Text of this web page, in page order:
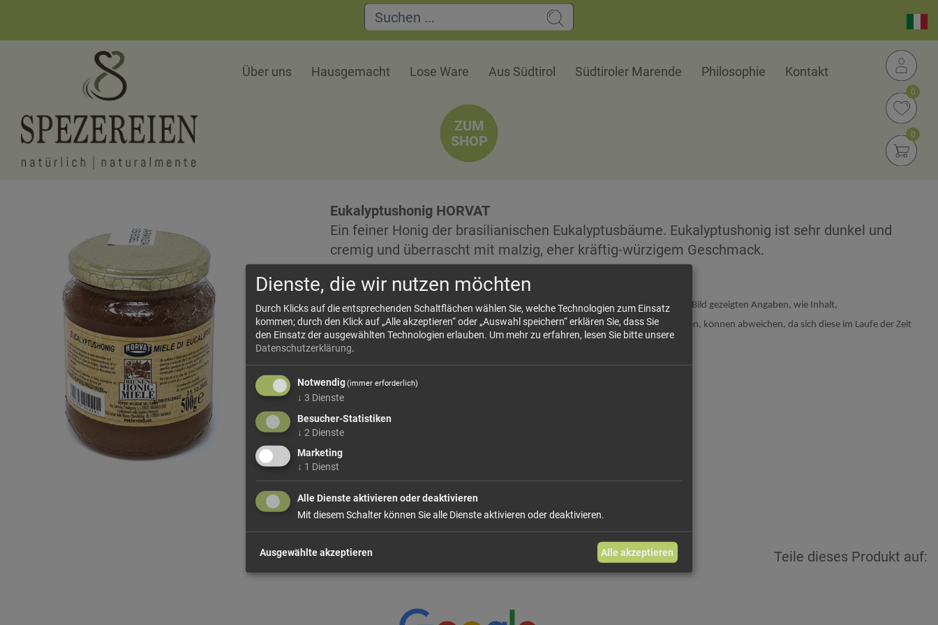
Über uns Hausgemacht Lose Ware Aus Südtirol Südtiroler Marende Philosophie Kontakt
0
0
ZUM
SHOP
Eukalyptushonig HORVAT
Ein feiner Honig der brasilianischen Eukalyptusbäume. Eukalyptushonig ist sehr dunkel und
cremig und überrascht mit malzig, eher kräftig-würzigem Geschmack.
Herkunft: Südamerika
"Das abgebildete Produktfoto dient ausschließlich der Veranschaulichung. Die auf dem Bild gezeigten Angaben, wie Inhalt,
Mindesthaltbarkeitsdatum, Lottonummer oder Provenienz oder sonstige Informationen, können abweichen, da sich diese im Laufe der Zeit
ändern können."
weiter einkaufen
Teile dieses Produkt auf:
Dienste, die wir nutzen möchten
Durch Klicks auf die entsprechenden Schaltflächen wählen Sie, welche Technologien zum Einsatz
kommen; durch den Klick auf „Alle akzeptieren“ oder „Auswahl speichern“ erklären Sie, dass Sie
den Einsatz der ausgewählten Technologien erlauben. Um mehr zu erfahren, lesen Sie bitte unsere
Datenschutzerklärung.
Notwendig(immer erforderlich)
↓ 3 Dienste
Besucher-Statistiken
↓ 2 Dienste
Marketing
↓ 1 Dienst
Alle Dienste aktivieren oder deaktivieren
Mit diesem Schalter können Sie alle Dienste aktivieren oder deaktivieren.
Ausgewählte akzeptieren Alle akzeptieren